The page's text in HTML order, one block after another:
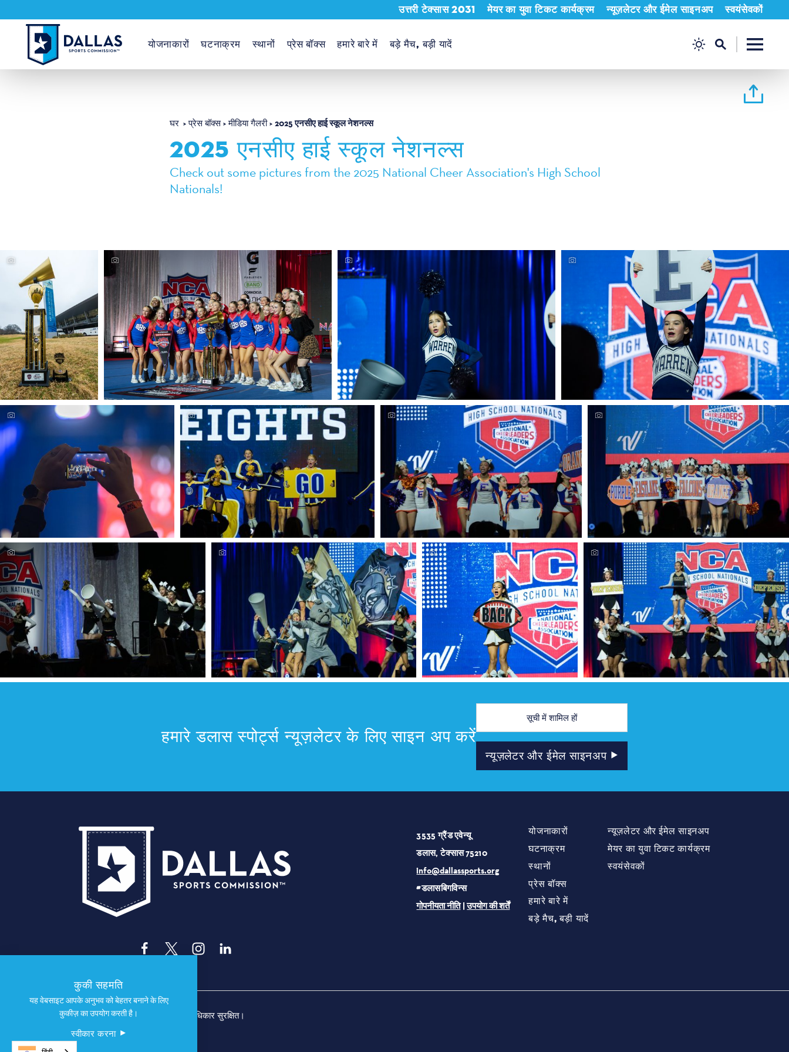
सामग्री पर जाएं
योजनाकारों घटनाक्रम स्थानों प्रेस बॉक्स हमारे बारे में बड़े मैच, बड़ी यादें
उत्तरी टेक्सास 2031 मेयर का युवा टिकट कार्यक्रम न्यूज़लेटर और ईमेल साइनअप स्वयंसेवकों
घर प्रेस बॉक्स मीडिया गैलरी 2025 एनसीए हाई स्कूल नेशनल्स
2025 एनसीए हाई स्कूल नेशनल्स
Check out some pictures from the 2025 National Cheer Association's High School
Nationals!
हमारे डलास स्पोर्ट्स न्यूज़लेटर के लिए साइन अप करें
मेल
न्यूज़लेटर और ईमेल साइनअप
3535 ग्रैंड एवेन्यू
डलास, टेक्सास 75210
info@dallassports.org
#डलासबिगविन्स
गोपनीयता नीति|उपयोग की शर्तें
योजनाकारों
घटनाक्रम
स्थानों
प्रेस बॉक्स
हमारे बारे में
बड़े मैच, बड़ी यादें
न्यूज़लेटर और ईमेल साइनअप
मेयर का युवा टिकट कार्यक्रम
स्वयंसेवकों
© 2026 डलास स्पोर्ट्स कमीशन। सर्वाधिकार सुरक्षित।
कुकी सहमति
यह वेबसाइट आपके अनुभव को बेहतर बनाने के लिए
कुकीज़ का उपयोग करती है।
स्वीकार करना